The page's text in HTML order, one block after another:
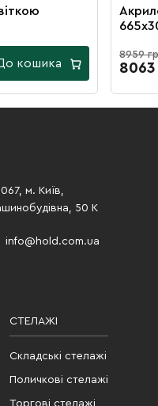
кошика
8959
м. Київ,
50 К
info@hold.com.ua
СТЕЛАЖІ
Складські стелажі
Поличкові стелажі
Торгові стелажі